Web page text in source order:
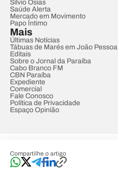
Compartilhe o artigo
Sílvio Osias
Saúde Alerta
Mercado em Movimento
Papo Íntimo
Mais
Últimas Notícias
Tábuas de Marés em João Pessoa
Editais
Sobre o Jornal da Paraíba
Cabo Branco FM
CBN Paraíba
Expediente
Comercial
Fale Conosco
Política de Privacidade
Espaço Opinião
Developed by Designed by